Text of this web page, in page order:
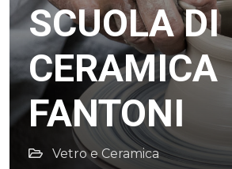
SCUOLA DI
CERAMICA
FANTONI
Vetro e Ceramica